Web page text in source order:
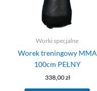
Worki specjalne
Worek treningowy MMA
100cm PEŁNY
338,00zł